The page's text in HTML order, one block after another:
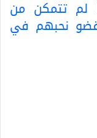
لم تتمكن من
قضو نحبهم في